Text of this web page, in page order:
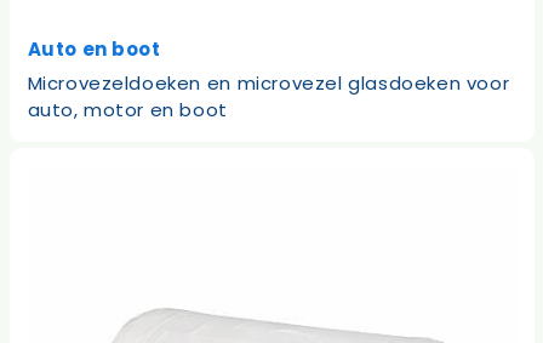
Auto en boot
Microvezeldoeken en microvezel glasdoeken voor
auto, motor en boot